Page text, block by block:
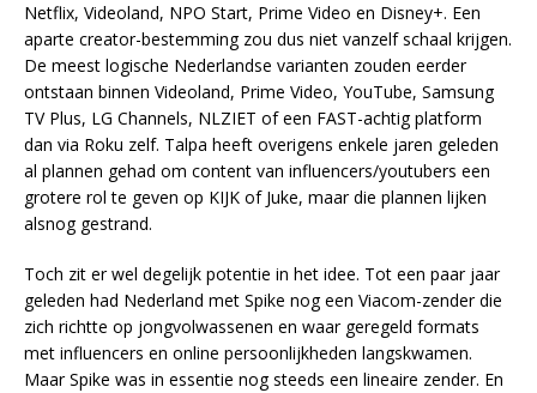
Netflix, Videoland, NPO Start, Prime Video en Disney+. Een
aparte creator-bestemming zou dus niet vanzelf schaal krijgen.
De meest logische Nederlandse varianten zouden eerder
ontstaan binnen Videoland, Prime Video, YouTube, Samsung
TV Plus, LG Channels, NLZIET of een FAST-achtig platform
dan via Roku zelf. Talpa heeft overigens enkele jaren geleden
al plannen gehad om content van influencers/youtubers een
grotere rol te geven op KIJK of Juke, maar die plannen lijken
alsnog gestrand.
Toch zit er wel degelijk potentie in het idee. Tot een paar jaar
geleden had Nederland met Spike nog een Viacom-zender die
zich richtte op jongvolwassenen en waar geregeld formats
met influencers en online persoonlijkheden langskwamen.
Maar Spike was in essentie nog steeds een lineaire zender. En